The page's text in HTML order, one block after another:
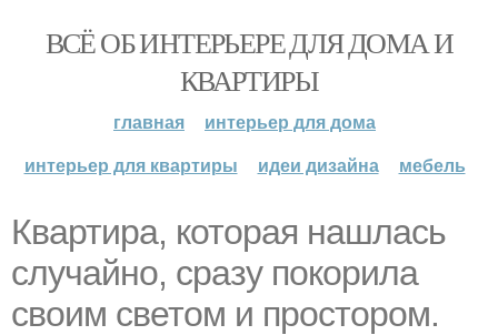
ВСЁ ОБ ИНТЕРЬЕРЕ ДЛЯ ДОМА И
КВАРТИРЫ
главная
интерьер для дома
интерьер для квартиры
идеи дизайна мебель
Квартира, которая нашлась
случайно, сразу покорила
своим светом и простором.